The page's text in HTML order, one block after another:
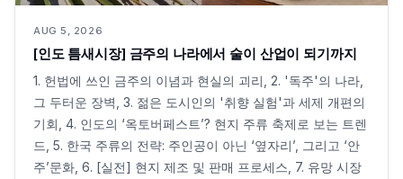
AUG 5, 2026
[인도 틈새시장] 금주의 나라에서 술이 산업이 되기까지
1. 헌법에 쓰인 금주의 이념과 현실의 괴리, 2. '독주'의 나라,
그 두터운 장벽, 3. 젊은 도시인의 '취향 실험'과 세제 개편의
기회, 4. 인도의 ‘옥토버페스트’? 현지 주류 축제로 보는 트렌
드, 5. 한국 주류의 전략: 주인공이 아닌 ‘옆자리’, 그리고 ‘안
주’문화, 6. [실전] 현지 제조 및 판매 프로세스, 7. 유망 시장